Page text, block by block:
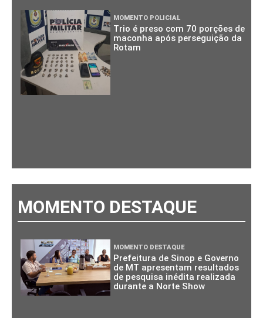
MOMENTO POLICIAL
Trio é preso com 70 porções de
maconha após perseguição da
Rotam
MOMENTO DESTAQUE
MOMENTO DESTAQUE
Prefeitura de Sinop e Governo
de MT apresentam resultados
de pesquisa inédita realizada
durante a Norte Show